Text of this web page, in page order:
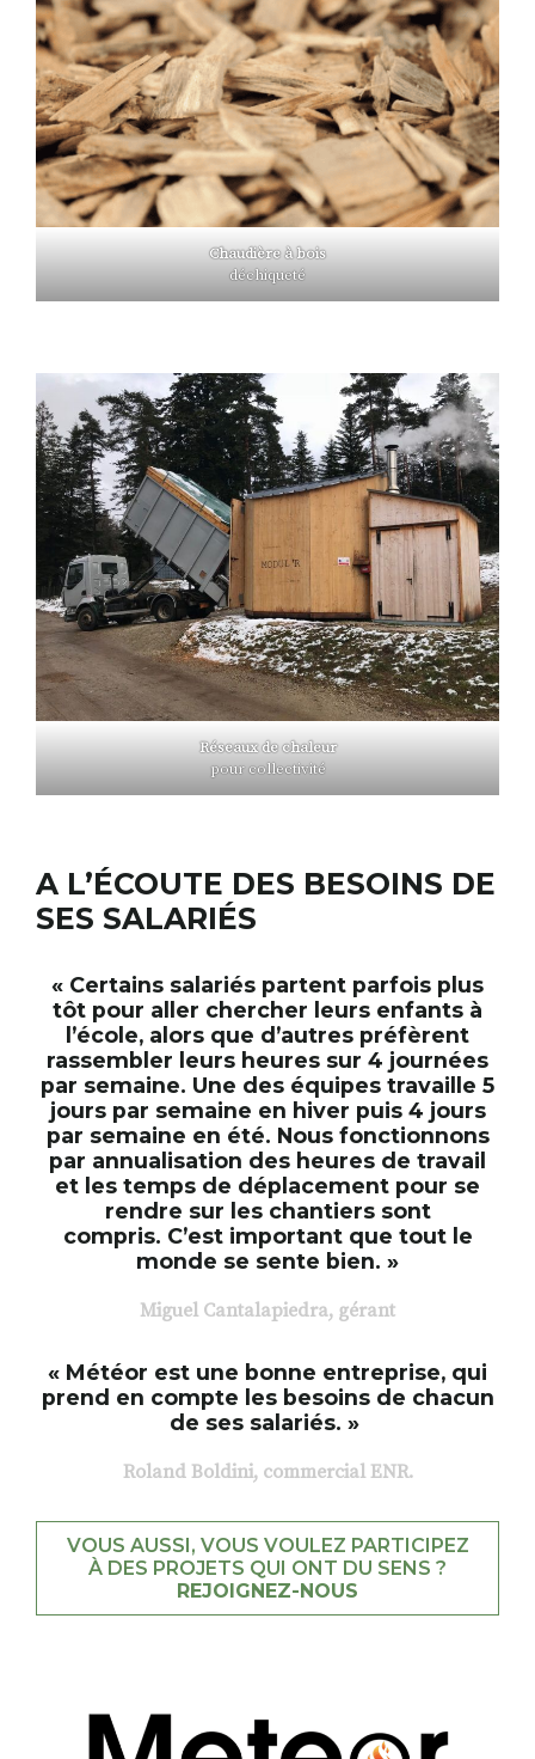
Chaudière à bois
déchiqueté
Réseaux de chaleur
pour collectivité
A L’ÉCOUTE DES BESOINS DE
SES SALARIÉS
« Certains salariés partent parfois plus
tôt pour aller chercher leurs enfants à
l’école, alors que d’autres préfèrent
rassembler leurs heures sur 4 journées
par semaine. Une des équipes travaille 5
jours par semaine en hiver puis 4 jours
par semaine en été. Nous fonctionnons
par annualisation des heures de travail
et les temps de déplacement pour se
rendre sur les chantiers sont
compris. C’est important que tout le
monde se sente bien. »
Miguel Cantalapiedra, gérant
« Météor est une bonne entreprise, qui
prend en compte les besoins de chacun
de ses salariés. »
Roland Boldini, commercial ENR.
VOUS AUSSI, VOUS VOULEZ PARTICIPEZ
À DES PROJETS QUI ONT DU SENS ?
REJOIGNEZ-NOUS